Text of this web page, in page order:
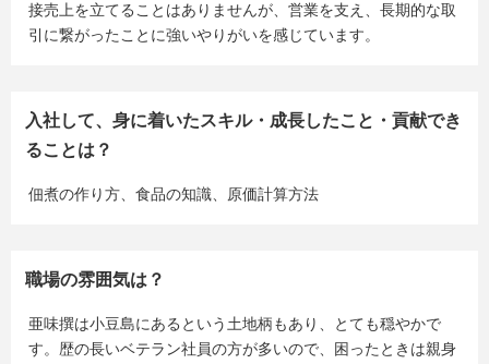
接売上を立てることはありませんが、営業を支え、長期的な取
引に繋がったことに強いやりがいを感じています。
入社して、身に着いたスキル・成長したこと・貢献でき
ることは？
佃煮の作り方、食品の知識、原価計算方法
職場の雰囲気は？
亜味撰は小豆島にあるという土地柄もあり、とても穏やかで
す。歴の長いベテラン社員の方が多いので、困ったときは親身